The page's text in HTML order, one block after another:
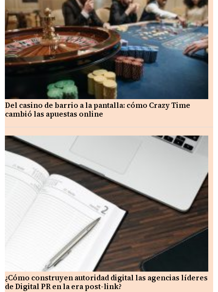
Del casino de barrio a la pantalla: cómo Crazy Time
cambió las apuestas online
¿Cómo construyen autoridad digital las agencias líderes
de Digital PR en la era post-link?